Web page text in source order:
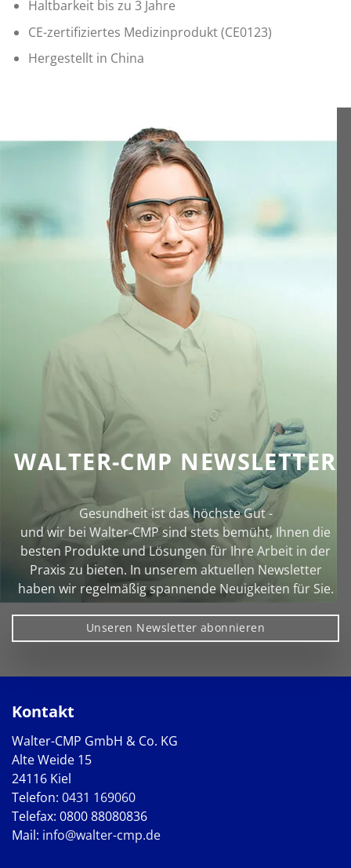
Haltbarkeit bis zu 3 Jahre
CE-zertifiziertes Medizinprodukt (CE0123)
Hergestellt in China
WALTER-CMP NEWSLETTER
Gesundheit ist das höchste Gut -
und wir bei Walter‑CMP sind stets bemüht, Ihnen die
besten Produkte und Lösungen für Ihre Arbeit in der
Praxis zu bieten. In unserem aktuellen Newsletter
haben wir regelmäßig spannende Neuigkeiten für Sie.
Unseren Newsletter abonnieren
Kontakt
Walter-CMP GmbH & Co. KG
Alte Weide 15
24116 Kiel
Telefon: 0431 169060
Telefax: 0800 88080836
Mail: info@walter-cmp.de